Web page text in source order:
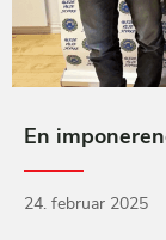
En
24. februar 2025